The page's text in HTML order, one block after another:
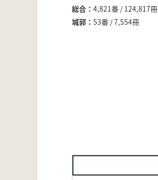
総合
4,821番 / 124,817冊
城郭
53番 / 7,554冊